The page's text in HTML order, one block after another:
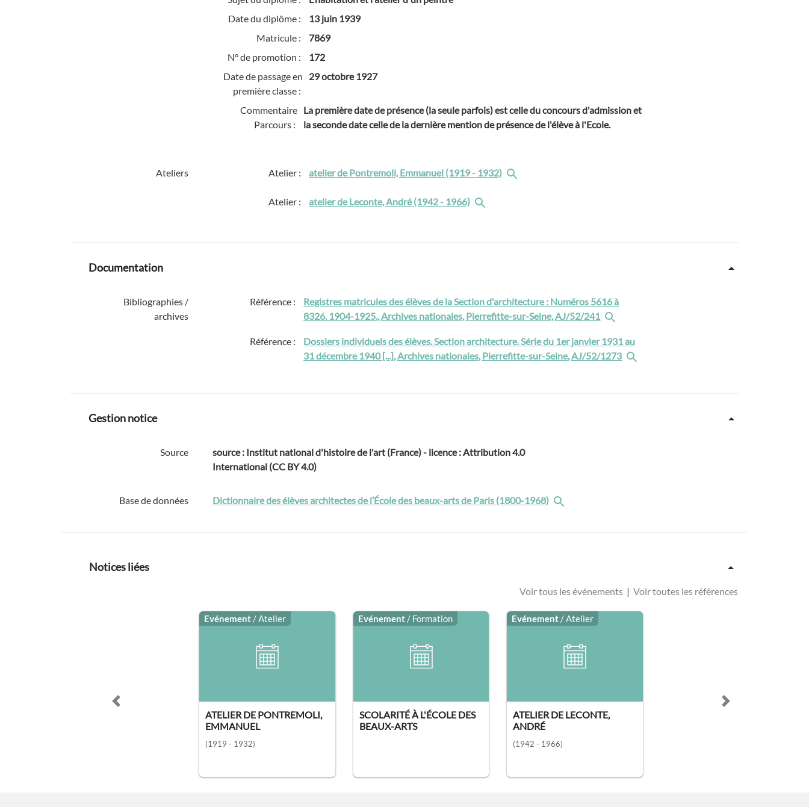
Date du diplôme :
13 juin 1939
Matricule :
7869
N° de promotion :
172
Date de passage en
première classe :
29 octobre 1927
Commentaire
Parcours :
La première date de présence (la seule parfois) est celle du concours d'admission et
la seconde date celle de la dernière mention de présence de l'élève à l'Ecole.
Ateliers Atelier : atelier de Pontremoli, Emmanuel (1919 - 1932)
Atelier : atelier de Leconte, André (1942 - 1966)
Documentation
Bibliographies /
archives
Référence :
Registres matricules des élèves de la Section d'architecture : Numéros 5616 à
8326. 1904-1925., Archives nationales, Pierrefitte-sur-Seine, AJ/52/241
Référence :
Dossiers individuels des élèves. Section architecture. Série du 1er janvier 1931 au
31 décembre 1940 [...], Archives nationales, Pierrefitte-sur-Seine, AJ/52/1273
Gestion notice
Source
source : Institut national d'histoire de l'art (France) - licence : Attribution 4.0
International (CC BY 4.0)
Base de données Dictionnaire des élèves architectes de l’École des beaux-arts de Paris (1800-1968)
Notices liées
Voir tous les événements | Voir toutes les références
Evénement / Atelier
ATELIER DE PONTREMOLI,
EMMANUEL
(1919 - 1932)
Evénement / Formation
SCOLARITÉ À L'ÉCOLE DES
BEAUX-ARTS
Evénement / Atelier
ATELIER DE LECONTE,
ANDRÉ
(1942 - 1966)
Previous slide Next slide